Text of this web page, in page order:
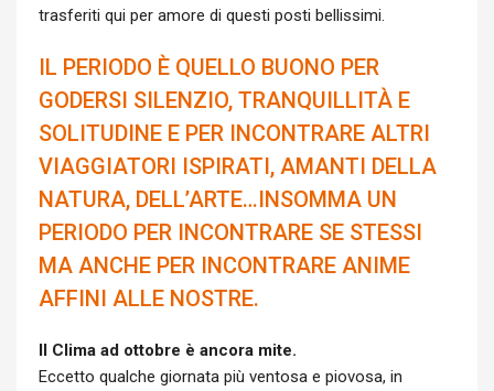
trasferiti qui per amore di questi posti bellissimi.
IL PERIODO È QUELLO BUONO PER
GODERSI SILENZIO, TRANQUILLITÀ E
SOLITUDINE E PER INCONTRARE ALTRI
VIAGGIATORI ISPIRATI, AMANTI DELLA
NATURA, DELL’ARTE…INSOMMA UN
PERIODO PER INCONTRARE SE STESSI
MA ANCHE PER INCONTRARE ANIME
AFFINI ALLE NOSTRE.
Il Clima ad ottobre è ancora mite.
Eccetto qualche giornata più ventosa e piovosa, in